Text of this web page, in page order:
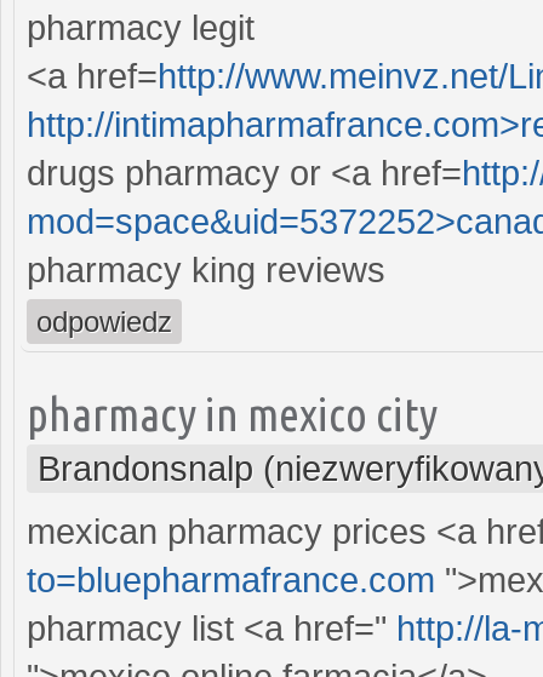
pharmacy legit
<a href=http://www.meinvz.net/
http://
drugs pharmacy or <a href=
pharmacy king reviews
odpowiedz
pharmacy in mexico city
Brandonsnalp
mexican pharmacy prices <a
to=bluepharmafrance.com
pharmacy list <a href=" http://la-